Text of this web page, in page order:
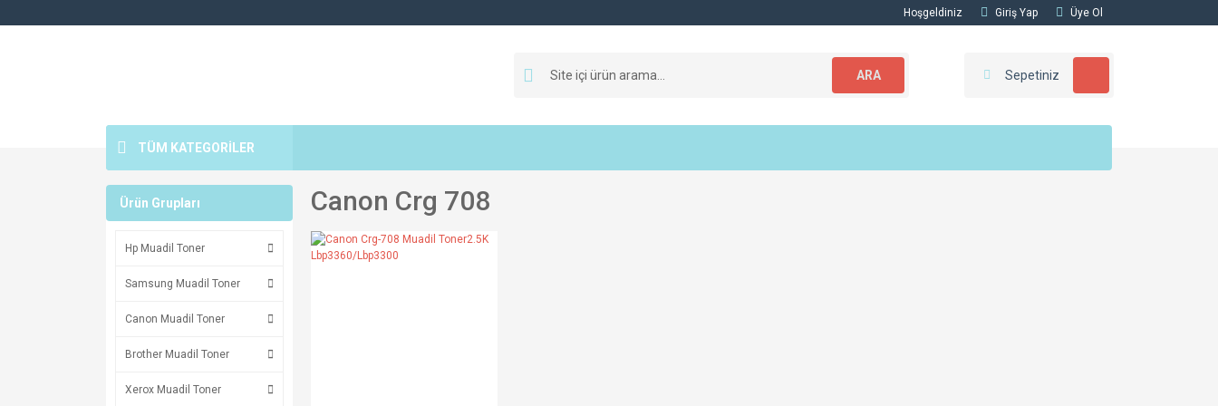
Hoşgeldiniz Giriş Yap Üye Ol
ARA Sepetiniz
TÜM KATEGORİLER
Ürün Grupları
Hp Muadil Toner
Samsung Muadil Toner
Canon Muadil Toner
Brother Muadil Toner
Xerox Muadil Toner
Canon Crg 708